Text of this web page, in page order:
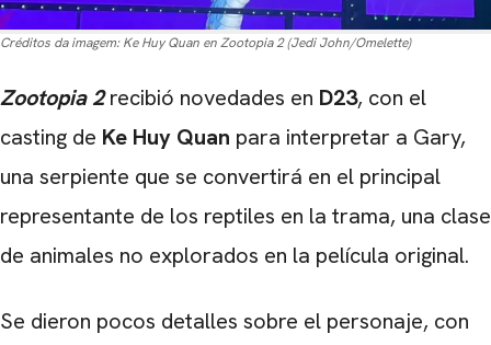
Créditos da imagem: Ke Huy Quan en Zootopia 2 (Jedi John/Omelette)
Zootopia 2recibió novedades en D23, con el
casting de Ke Huy Quan para interpretar a Gary,
una serpiente que se convertirá en el principal
representante de los reptiles en la trama, una clase
de animales no explorados en la película original.
Se dieron pocos detalles sobre el personaje, con